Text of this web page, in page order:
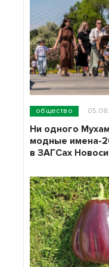
общество
Ни одного
модные имена-
в ЗАГСах